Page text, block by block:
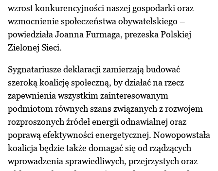
wzrost konkurencyjności naszej gospodarki oraz
wzmocnienie społeczeństwa obywatelskiego –
powiedziała Joanna Furmaga, prezeska Polskiej
Zielonej Sieci.
Sygnatariusze deklaracji zamierzają budować
szeroką koalicję społeczną, by działać na rzecz
zapewnienia wszystkim zainteresowanym
podmiotom równych szans związanych z rozwojem
rozproszonych źródeł energii odnawialnej oraz
poprawą efektywności energetycznej. Nowopowstała
koalicja będzie także domagać się od rządzących
wprowadzenia sprawiedliwych, przejrzystych oraz